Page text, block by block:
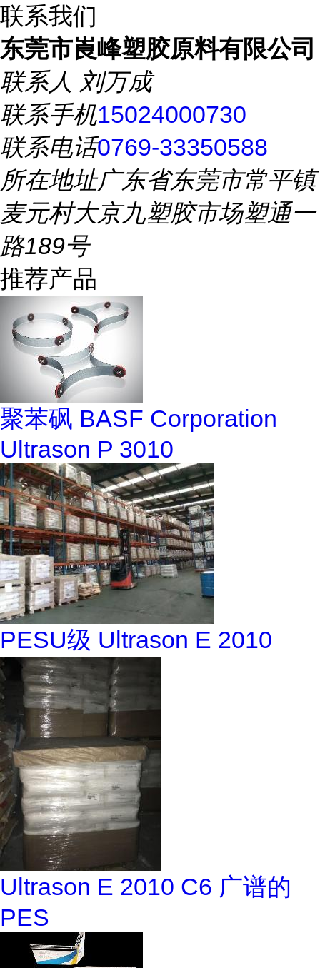
联系我们
东莞市崀峰塑胶原料有限公司
联系人 刘万成
联系手机15024000730
联系电话0769-33350588
所在地址广东省东莞市常平镇
麦元村大京九塑胶市场塑通一
路189号
推荐产品
聚苯砜 BASF Corporation
Ultrason P 3010
PESU级 Ultrason E 2010
Ultrason E 2010 C6 广谱的
PES